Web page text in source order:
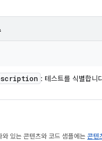
: 테스트를 식별합니
와 있는 콘텐츠와 코드 샘플에는 콘텐